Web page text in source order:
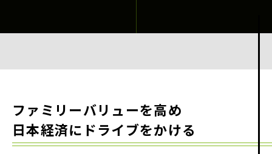
ファミリーバリューを高め
日本経済にドライブをかける